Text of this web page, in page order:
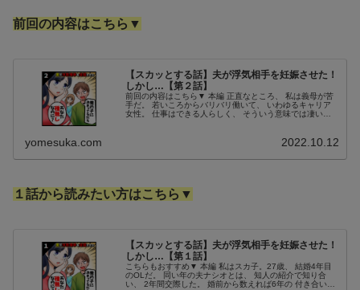
前回の内容はこちら▼
【スカッとする話】夫が浮気相手を妊娠させた！
しかし…【第２話】
前回の内容はこちら▼ 本編 正直なところ、 私は義母が苦
手だ。 若いころからバリバリ働いて、 いわゆるキャリア
女性。 仕事はできる人らしく、 そういう意味では凄いと
yomesuka.com 2022.10.12
１話から読みたい方はこちら▼
【スカッとする話】夫が浮気相手を妊娠させた！
しかし…【第１話】
こちらもおすすめ▼ 本編 私はスカ子。27歳、 結婚4年目
のOLだ。 同い年の夫ナシオとは、 知人の紹介で知り合
い、 2年間交際した。 婚前から数えれば6年の 付き合いに